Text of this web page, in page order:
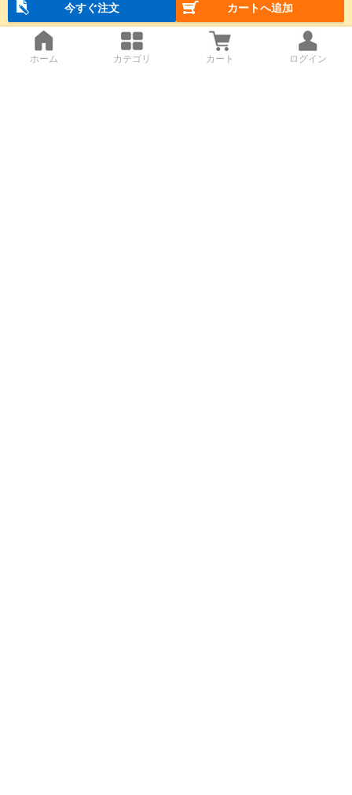
今すぐ注文
カートへ追加
ホーム カテゴリ カート ログイン